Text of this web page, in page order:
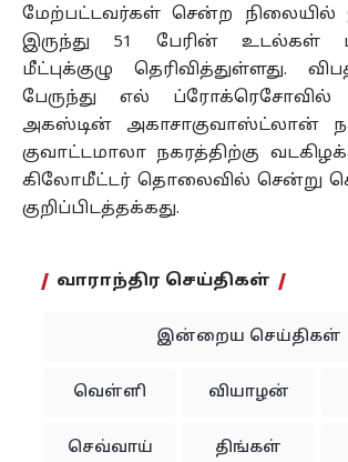
மேற்பட்டவர்கள் சென்ற நிலையில்
இருந்து 51 பேரின் உடல்கள்
மீட்புக்குழு தெரிவித்துள்ளது.
பேருந்து எல்
அகஸ்டின் அகாசாகுவாஸ்ட்லான்
குவாட்டமாலா நகரத்திற்கு
கிலோமீட்டர் தொலைவில் சென்று
குறிப்பிடத்தக்கது.
வாராந்திர செய்திகள்
இன்றைய செய்திகள்
வெள்ளி வியாழன்
செவ்வாய் திங்கள்